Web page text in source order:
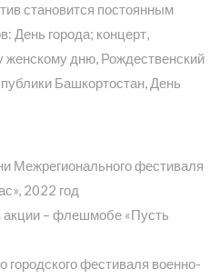
становится постоянным
День города; концерт,
дню, Рождественский
Башкортостан, День
Межрегионального фестиваля
2022 год
акции – флешмобе «Пусть
городского фестиваля военно-